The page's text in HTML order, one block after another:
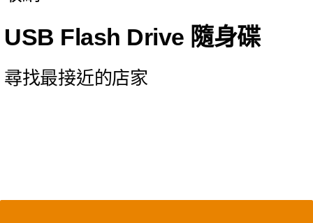
USB Flash Drive 隨身碟
尋找最接近的店家